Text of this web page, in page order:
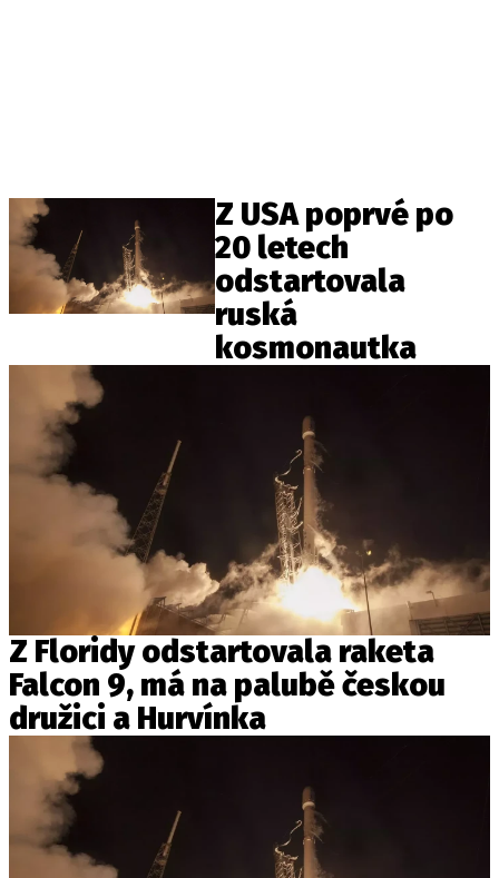
Z USA poprvé po
20 letech
odstartovala
ruská
kosmonautka
Z Floridy odstartovala raketa
Falcon 9, má na palubě českou
družici a Hurvínka